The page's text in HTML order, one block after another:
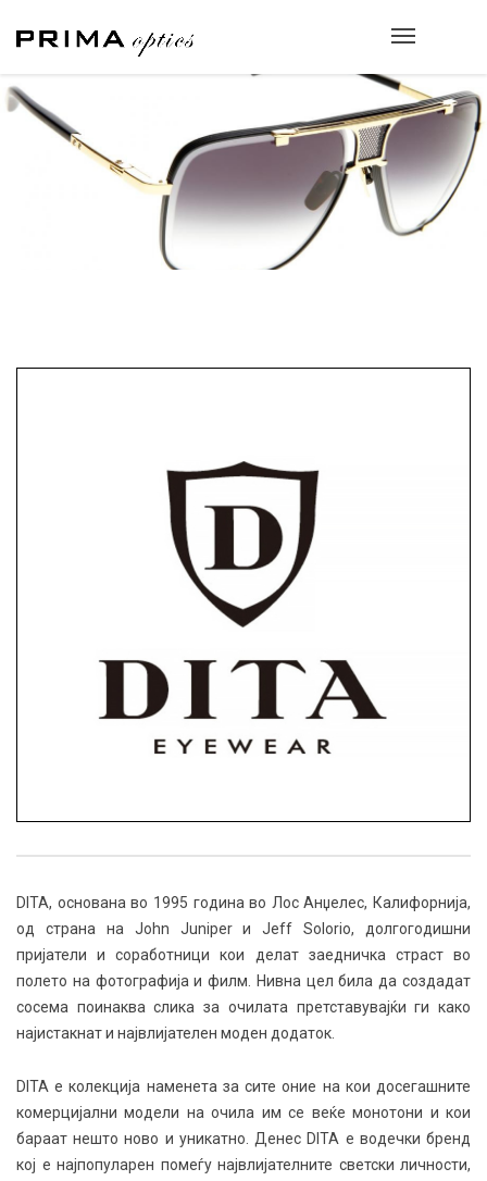
DITA, основана во 1995 година во Лос Анџелес, Калифорнија,
од страна на John Juniper и Jeff Solorio, долгогодишни
пријатели и соработници кои делат заедничка страст во
полето на фотографија и филм. Нивна цел била да создадат
сосема поинаква слика за очилата претставувајќи ги како
најистакнат и највлијателен моден додаток.
DITA е колекција наменета за сите оние на кои досегашните
комерцијални модели на очила им се веќе монотони и кои
бараат нешто ново и уникатно. Денес DITA е водечки бренд
кој е најпопуларен помеѓу највлијателните светски личности,